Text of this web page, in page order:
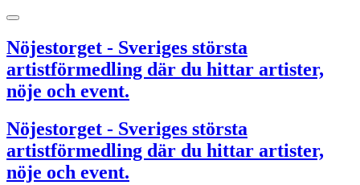
Nöjestorget - Sveriges största
artistförmedling där du hittar artister,
nöje och event.
Nöjestorget - Sveriges största
artistförmedling där du hittar artister,
nöje och event.